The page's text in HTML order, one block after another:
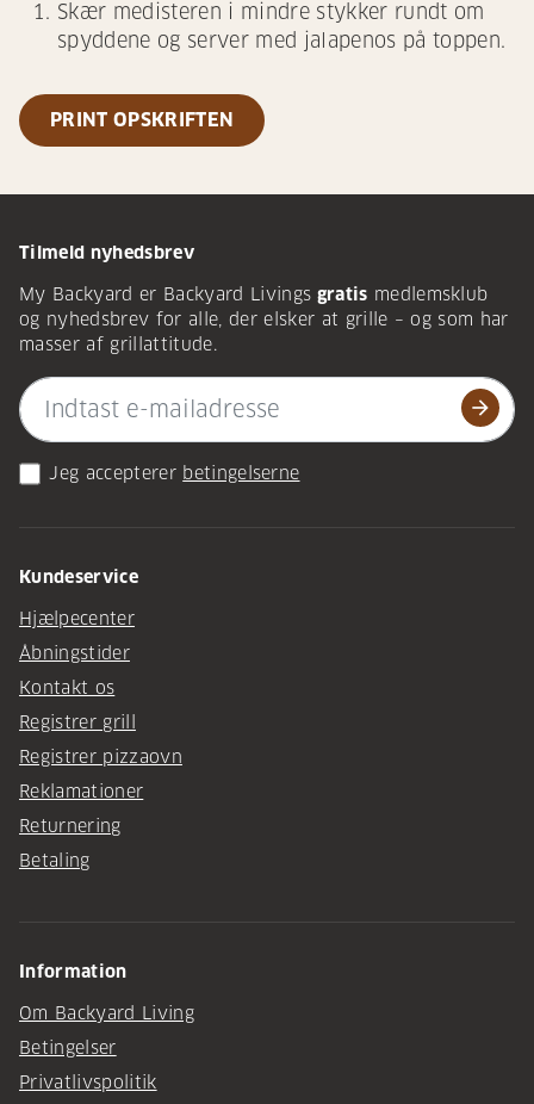
Skær medisteren i mindre stykker rundt om
spyddene og server med jalapenos på toppen.
PRINT OPSKRIFTEN
Tilmeld nyhedsbrev
My Backyard er Backyard Livings gratis medlemsklub
og nyhedsbrev for alle, der elsker at grille – og som har
masser af grillattitude.
arrow_forward
Jeg accepterer betingelserne
Kundeservice
Hjælpecenter
Åbningstider
Kontakt os
Registrer grill
Registrer pizzaovn
Reklamationer
Returnering
Betaling
Information
Om Backyard Living
Betingelser
Privatlivspolitik